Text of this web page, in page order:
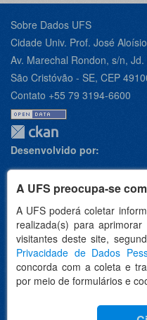
A UFS preocupa-se
A UFS poderá coletar
realizada(s) para
visitantes deste site,
Privacidade de Dados
concorda com a coleta e
por meio de formulários e
Sobre Dados UFS
Cidade Univ. Prof. José
Av. Marechal Rondon, s/n, Jd.
São Cristóvão - SE, CEP
Contato +55 79 3194-6600
Desenvolvido por:
Apoio: